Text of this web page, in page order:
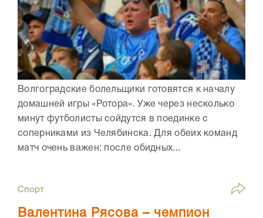
Волгоградские болельщики готовятся к началу
домашней игры «Ротора». Уже через несколько
минут футболисты сойдутся в поединке с
соперниками из Челябинска. Для обеих команд
матч очень важен: после обидных...
Спорт
Валентина Рясова – чемпион